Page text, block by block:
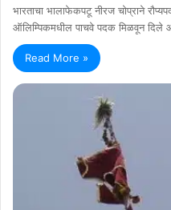
भारताचा भालाफेकपटू नीरज चोप्राने
ऑलिम्पिकमधील पाचवे पदक मिळवून दिले
Read More »